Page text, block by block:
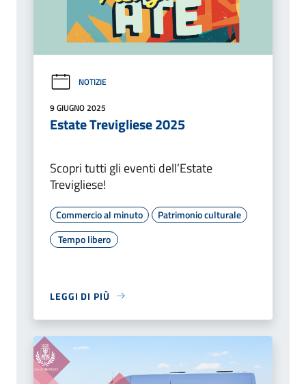
NOTIZIE
9 GIUGNO 2025
Estate Trevigliese 2025
Scopri tutti gli eventi dell’Estate
Trevigliese!
Commercio al minuto
Patrimonio culturale
Tempo libero
LEGGI DI PIÙ